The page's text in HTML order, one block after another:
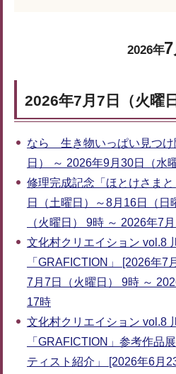
2026年7
2026年7月7日（火曜
なら 生き物いっぱい見つ
日） ～ 2026年9月30日（水
修理完成記念「ほとけさま
日（土曜日）～8月16日（日
（火曜日） 9時 ～ 2026年7
文化村クリエイション vol.8
「GRAFICTION」 [2026年
7月7日（火曜日） 9時 ～
17時
文化村クリエイション vol.8
「GRAFICTION」参考作品
ティスト紹介」 [2026年6月